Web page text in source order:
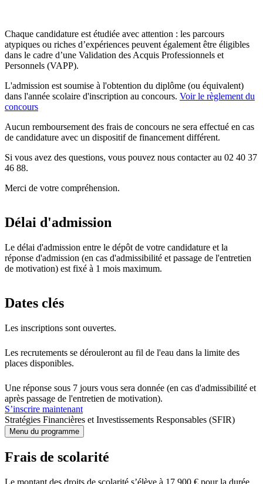
Chaque candidature est étudiée avec attention : les parcours
atypiques ou riches d’expériences peuvent également être éligibles
dans le cadre d’une Validation des Acquis Professionnels et
Personnels (VAPP).
L'admission est soumise à l'obtention du diplôme (ou équivalent)
dans l'année scolaire d'inscription au concours. Voir le règlement du
concours
Aucun remboursement des frais de concours ne sera effectué en cas
de candidature avec un dispositif de financement différent.
Si vous avez des questions, vous pouvez nous contacter au 02 40 37
46 88.
Merci de votre compréhension.
Délai d'admission
Le délai d'admission entre le dépôt de votre candidature et la
réponse d'admission (en cas d'admissibilité et passage de l'entretien
de motivation) est fixé à 1 mois maximum.
Dates clés
Les inscriptions sont ouvertes.
Les recrutements se dérouleront au fil de l'eau dans la limite des
places disponibles.
Une réponse sous 7 jours vous sera donnée (en cas d'admissibilité et
après passage de l'entretien de motivation).
S’inscrire maintenant
Stratégies Financières et Investissements Responsables (SFIR)
Menu du programme
Frais de scolarité
Le montant des droits de scolarité s’élève à 17 900 € pour la durée